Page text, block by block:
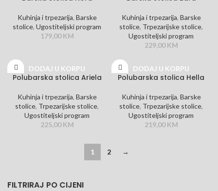
FILTRIRAJ PO CIJENI
Kuhinja i trpezarija, Barske
stolice, Ugostiteljski program
179,00KM
Kuhinja i trpezarija, Barske
stolice, Trpezarijske stolice,
Ugostiteljski program
229,00KM
DODAJ U KORPU
Polubarska stolica Ariela
Kuhinja i trpezarija, Barske
stolice, Trpezarijske stolice,
Ugostiteljski program
225,00KM
DODAJ U KORPU
Polubarska stolica Hella
Kuhinja i trpezarija, Barske
stolice, Trpezarijske stolice,
Ugostiteljski program
219,00KM
1 2 →